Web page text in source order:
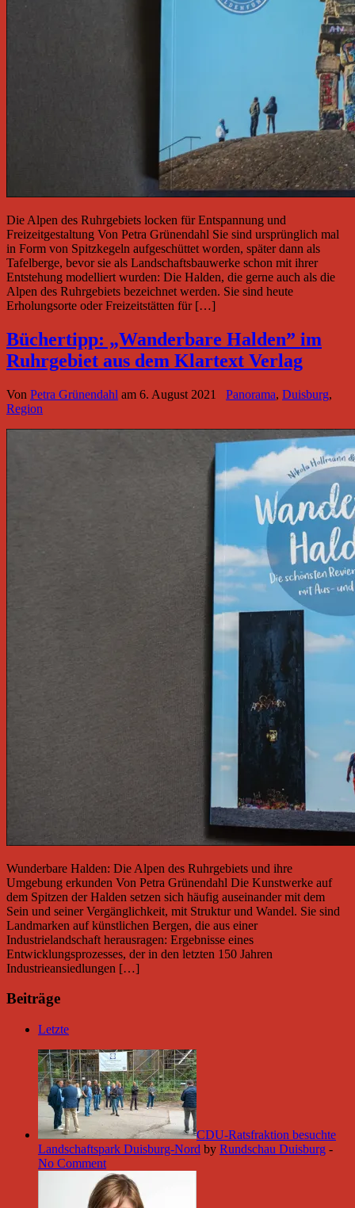
Die Alpen des Ruhrgebiets locken für Entspannung und
Freizeitgestaltung Von Petra Grünendahl Sie sind ursprünglich mal
in Form von Spitzkegeln aufgeschüttet worden, später dann als
Tafelberge, bevor sie als Landschaftsbauwerke schon mit ihrer
Entstehung modelliert wurden: Die Halden, die gerne auch als die
Alpen des Ruhrgebiets bezeichnet werden. Sie sind heute
Erholungsorte oder Freizeitstätten für […]
Büchertipp: „Wanderbare Halden” im
Ruhrgebiet aus dem Klartext Verlag
Von Petra Grünendahl am 6. August 2021 Panorama, Duisburg,
Region
Wunderbare Halden: Die Alpen des Ruhrgebiets und ihre
Umgebung erkunden Von Petra Grünendahl Die Kunstwerke auf
dem Spitzen der Halden setzen sich häufig auseinander mit dem
Sein und seiner Vergänglichkeit, mit Struktur und Wandel. Sie sind
Landmarken auf künstlichen Bergen, die aus einer
Industrielandschaft herausragen: Ergebnisse eines
Entwicklungsprozesses, der in den letzten 150 Jahren
Industrieansiedlungen […]
Beiträge
Letzte
CDU-Ratsfraktion besuchte
Landschaftspark Duisburg-Nord by Rundschau Duisburg -
No Comment